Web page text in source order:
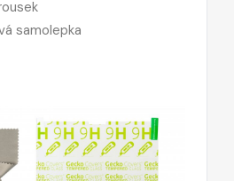
samolepka